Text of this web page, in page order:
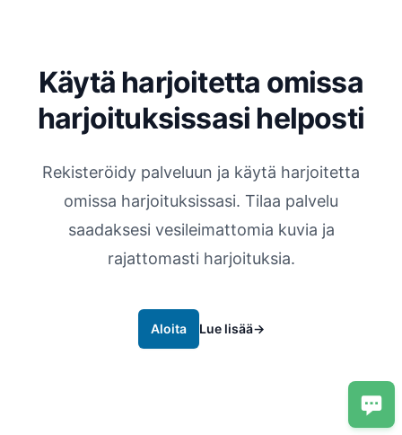
Käytä harjoitetta omissa
harjoituksissasi helposti
Rekisteröidy palveluun ja käytä harjoitetta
omissa harjoituksissasi. Tilaa palvelu
saadaksesi vesileimattomia kuvia ja
rajattomasti harjoituksia.
Aloita Lue lisää→